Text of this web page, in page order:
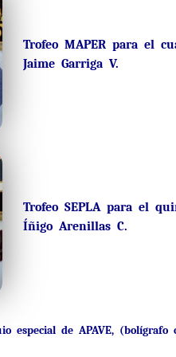
Trofeo MAPER para el
Jaime Garriga V.
Trofeo SEPLA para el
Íñigo Arenillas C.
especial de APAVE, (bolígrafo